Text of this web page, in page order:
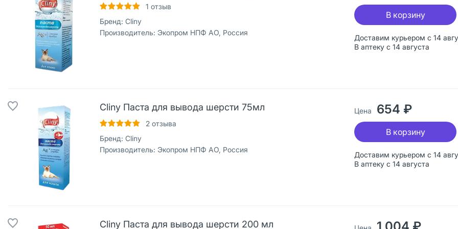
1 отзыв
Бренд: Cliny
Производитель: Экопром НПФ АО, Россия
Доставим курьером с 14
В аптеку с 14 августа
В корзину
Cliny Паста для вывода шерсти 75мл
2 отзыва
Бренд: Cliny
Производитель: Экопром НПФ АО, Россия
Доставим курьером с 14
В аптеку с 14 августа
Цена 654 ₽
В корзину
Cliny Паста для вывода шерсти 200 мл